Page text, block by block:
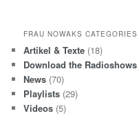
FRAU NOWAKS CATEGORIES
Artikel & Texte (18)
Download the Radioshows
News (70)
Playlists (29)
Videos (5)